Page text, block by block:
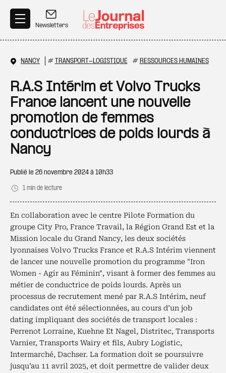
Newsletters
NANCY # TRANSPORT-LOGISTIQUE # RESSOURCES HUMAINES
R.A.S Intérim et Volvo Trucks
France lancent une nouvelle
promotion de femmes
conductrices de poids lourds à
Nancy
Publié le 26 novembre 2024 à 10h33
1 min de lecture
En collaboration avec le centre Pilote Formation du
groupe City Pro, France Travail, la Région Grand Est et la
Mission locale du Grand Nancy, les deux sociétés
lyonnaises Volvo Trucks France et R.A.S Intérim viennent
de lancer une nouvelle promotion du programme "Iron
Women - Agir au Féminin", visant à former des femmes au
métier de conductrice de poids lourds. Après un
processus de recrutement mené par R.A.S Intérim, neuf
candidates ont été sélectionnées, au cours d’un job
dating impliquant des sociétés de transport locales :
Perrenot Lorraine, Kuehne Et Nagel, Distritec, Transports
Varnier, Transports Wairy et fils, Aubry Logistic,
Intermarché, Dachser. La formation doit se poursuivre
jusqu’au 11 avril 2025, et doit permettre de valider deux